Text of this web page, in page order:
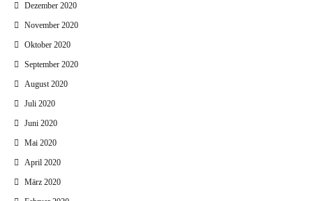
Dezember 2020
November 2020
Oktober 2020
September 2020
August 2020
Juli 2020
Juni 2020
Mai 2020
April 2020
März 2020